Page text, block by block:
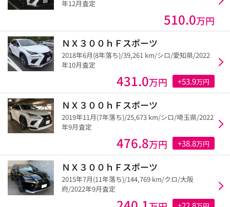
年12月査定
510.0万円
ＮＸ３００ｈＦスポーツ
2018年6月(8年落ち)/39,261 km/シロ/愛知県/2022
年10月査定
431.0万円 +53.9万円
ＮＸ３００ｈＦスポーツ
2019年11月(7年落ち)/25,673 km/シロ/埼玉県/2022
年9月査定
476.8万円 +38.8万円
ＮＸ３００ｈＦスポーツ
2015年7月(11年落ち)/144,769 km/クロ/大阪
府/2022年9月査定